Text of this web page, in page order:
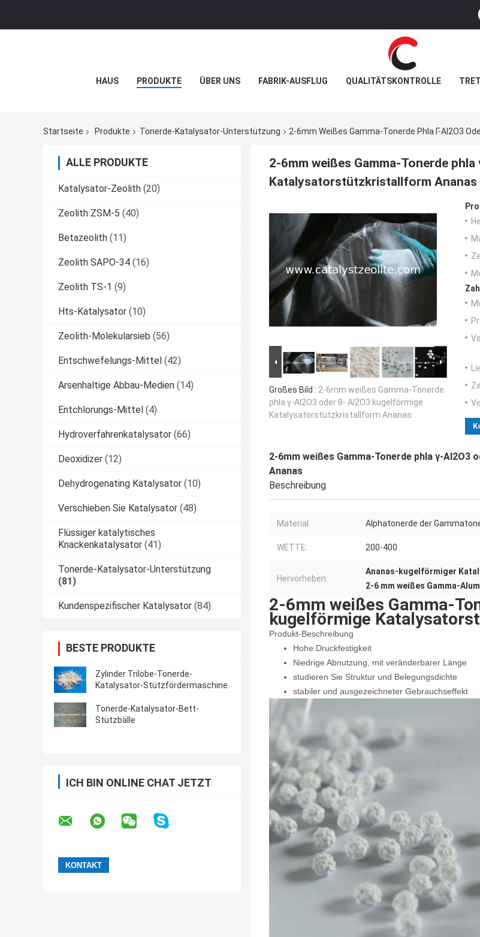
HAUS PRODUKTE ÜBER UNS FABRIK-AUSFLUG QUALITÄTSKONTROLLE
Startseite Produkte Tonerde-Katalysator-Unterstützung 2-6mm Weißes Gamma-Tonerde Phla Γ-Al2O3
ALLE PRODUKTE
Katalysator-Zeolith (20)
Zeolith ZSM-5 (40)
Betazeolith (11)
Zeolith SAPO-34 (16)
Zeolith TS-1 (9)
Hts-Katalysator (10)
Zeolith-Molekularsieb (56)
Entschwefelungs-Mittel (42)
Arsenhaltige Abbau-Medien (14)
Entchlorungs-Mittel (4)
Hydroverfahrenkatalysator (66)
Deoxidizer (12)
Dehydrogenating Katalysator (10)
Verschieben Sie Katalysator (48)
Flüssiger katalytisches
Knackenkatalysator (41)
Tonerde-Katalysator-Unterstützung
(81)
Kundenspezifischer Katalysator (84)
BESTE PRODUKTE
Zylinder Trilobe-Tonerde-
Katalysator-Stützfördermaschine
Tonerde-Katalysator-Bett-
Stützbälle
ICH BIN ONLINE CHAT JETZT
2-6mm weißes Gamma-Tonerde
Katalysatorstützkristallform Ananas
Großes Bild : 2-6mm weißes Gamma-Tonerde
phla γ-Al2O3 oder θ- Al2O3 kugelförmige
Katalysatorstützkristallform Ananas
2-6mm weißes Gamma-Tonerde phla γ-
Ananas
Beschreibung
Material: Alphatonerde der
WETTE: 200-400
Hervorheben:
Ananas-kugelförmiger
2-6 mm weißes Gamma-
2-6mm weißes Gamma-
kugelförmige
Produkt-Beschreibung
Hohe Druckfestigkeit
Niedrige Abnutzung, mit veränderbarer Länge
studieren Sie Struktur und Belegungsdichte
stabiler und ausgezeichneter Gebrauchseffekt